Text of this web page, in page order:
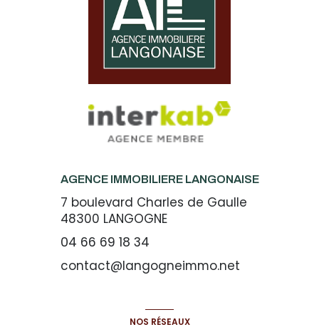
AGENCE IMMOBILIERE LANGONAISE
7 boulevard Charles de Gaulle
48300 LANGOGNE
04 66 69 18 34
contact@langogneimmo.net
NOS RÉSEAUX